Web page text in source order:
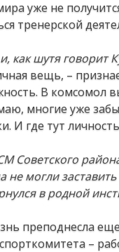
уже не
тренерской
как шутя говорит
вещь, –
В комсомол
многие уже
И где тут
Советского
могли
в родной
преподнесла
–